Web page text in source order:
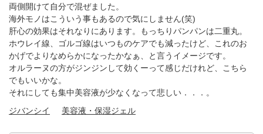
両側開けて自分で混ぜました。
海外モノはこういう事もあるので気にしません(笑)
肝心の効果はそれなりにあります。もっちりパンパンは二重丸。
ホウレイ線、ゴルゴ線はいつものケアでも減ったけど、これのお
かげでよりなめらかになったかなぁ、と言うイメージです。
オルラーヌの方がジンジンして効くーって感じだけれど、こちら
でもいいかな。
それにしても集中美容液が少なくなって悲しい．．．。
ジバンシイ
美容液・保湿ジェル